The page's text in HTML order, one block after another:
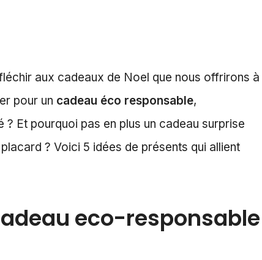
aux cadeaux de Noel que nous offrirons à
pour un cadeau éco responsable,
Et pourquoi pas en plus un cadeau surprise
? Voici 5 idées de présents qui allient
eco-responsable